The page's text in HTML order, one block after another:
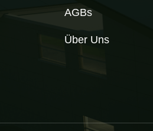
AGBs
Über Uns